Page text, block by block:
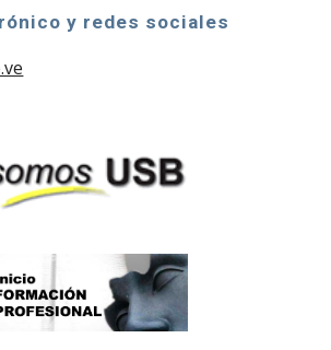
y redes sociales